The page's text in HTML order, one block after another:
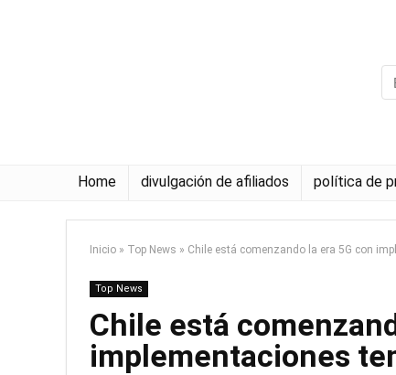
Home divulgación de afiliados política de
Inicio » Top News » Chile está comenzando la era 5G con
Top News
Chile está
implementaciones